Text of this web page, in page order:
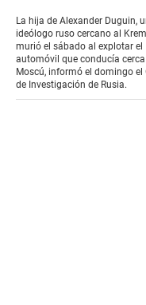
of
1
minute,
39
seconds
La hija de Alexander Duguin,
ideólogo ruso cercano al
murió el sábado al explotar el
automóvil que conducía
Moscú, informó el domingo el
de Investigación de Rusia.